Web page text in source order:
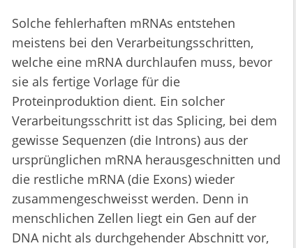
Solche fehlerhaften mRNAs entstehen
meistens bei den Verarbeitungsschritten,
welche eine mRNA durchlaufen muss, bevor
sie als fertige Vorlage für die
Proteinproduktion dient. Ein solcher
Verarbeitungsschritt ist das Splicing, bei dem
gewisse Sequenzen (die Introns) aus der
ursprünglichen mRNA herausgeschnitten und
die restliche mRNA (die Exons) wieder
zusammengeschweisst werden. Denn in
menschlichen Zellen liegt ein Gen auf der
DNA nicht als durchgehender Abschnitt vor,